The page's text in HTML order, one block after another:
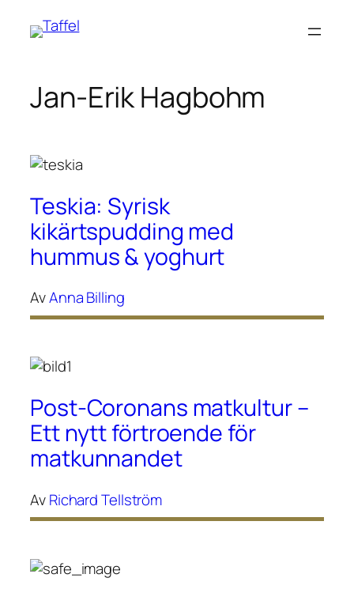
Hoppa
Jan-Erik Hagbohm
Teskia: Syrisk
kikärtspudding med
hummus & yoghurt
AvAnna Billing
Post-Coronans matkultur –
Ett nytt förtroende för
matkunnandet
AvRichard Tellström